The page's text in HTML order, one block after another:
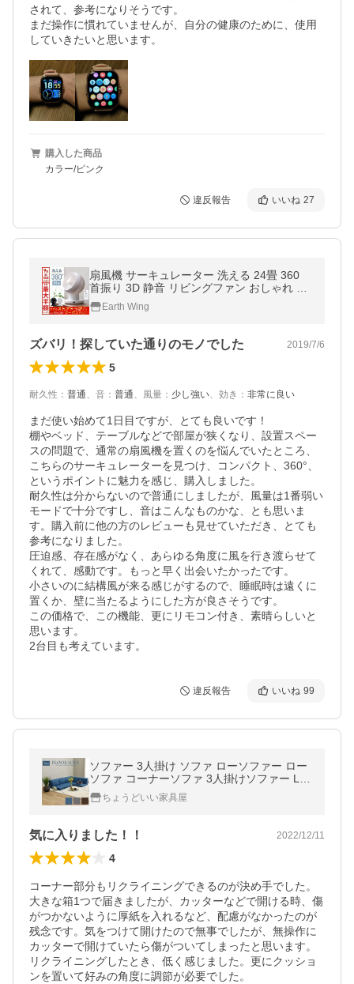
されて、参考になりそうです。
まだ操作に慣れていませんが、自分の健康のために、使用
購入した商品
カラー/ピンク
違反報告 いいね 27
扇風機 サーキュレーター 洗える 24畳 360
首振り 3D 静音 リビングファン おしゃれ 首
振り タイマー 節電 省エネ 熱中症対策 衣類
乾燥 2026
Earth Wing
ズバリ！探していた通りのモノでした 2019/7/6
5
耐久性 ： 普通、 音 ： 普通、 風量 ： 少し強い、 効き ： 非常に良い
まだ使い始めて1日目ですが、とても良いです！
棚やベッド、テーブルなどで部屋が狭くなり、設置スペー
スの問題で、通常の扇風機を置くのを悩んでいたところ、
こちらのサーキュレーターを見つけ、コンパクト、360°、
というポイントに魅力を感じ、購入しました。
耐久性は分からないので普通にしましたが、風量は1番弱い
モードで十分ですし、音はこんなものかな、とも思いま
す。購入前に他の方のレビューも見せていただき、とても
参考になりました。
圧迫感、存在感がなく、あらゆる角度に風を行き渡らせて
くれて、感動です。もっと早く出会いたかったです。
小さいのに結構風が来る感じがするので、睡眠時は遠くに
置くか、壁に当たるようにした方が良さそうです。
この価格で、この機能、更にリモコン付き、素晴らしいと
思います。
2台目も考えています。
違反報告 いいね 99
ソファー 3人掛け ソファ ローソファー ロー
ソファ コーナーソファ 3人掛けソファー L字
ソファー こたつソファ おしゃれ 北欧 ソファ
ーセット フロアソファ みん
ちょうどいい家具屋
気に入りました！！ 2022/12/11
4
コーナー部分もリクライニングできるのが決め手でした。
大きな箱1つで届きましたが、カッターなどで開ける時、傷
がつかないように厚紙を入れるなど、配慮がなかったのが
残念です。気をつけて開けたので無事でしたが、無操作に
カッターで開けていたら傷がついてしまったと思います。
リクライニングしたとき、低く感じました。更にクッショ
ンを置いて好みの角度に調節が必要でした。